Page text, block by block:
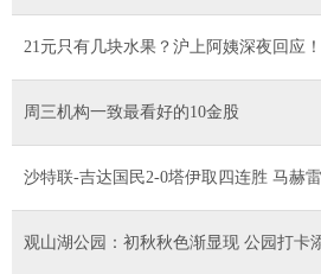
21元只有几块水果？沪上阿姨深夜回应！
周三机构一致最看好的10金股
沙特联-吉达国民2-0塔伊取四连胜 马赫
观山湖公园：初秋秋色渐显现 公园打卡